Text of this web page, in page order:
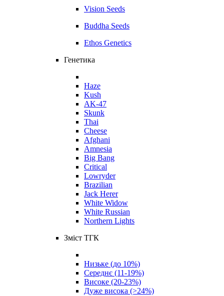
Vision Seeds
Buddha Seeds
Ethos Genetics
Генетика
Haze
Kush
AK-47
Skunk
Thai
Cheese
Afghani
Amnesia
Big Bang
Critical
Lowryder
Brazilian
Jack Herer
White Widow
White Russian
Northern Lights
Зміст ТГК
Низьке (до 10%)
Середнє (11-19%)
Високе (20-23%)
Дуже висока (>24%)